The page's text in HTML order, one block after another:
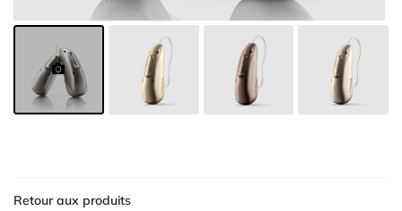
Actualités
Contact
Inscription
Rejoignez-
Retour aux produits